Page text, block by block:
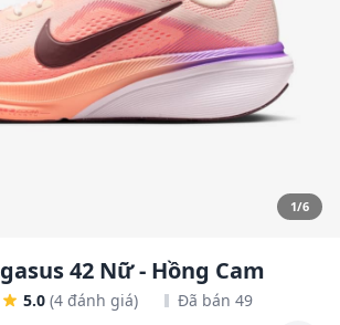
1/6
42 Nữ - Hồng Cam
5.0 (4 đánh giá) Đã bán 49